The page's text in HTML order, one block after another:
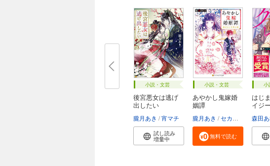
小説・文芸
後宮悪女は逃げ
出したい
朧月あき 宵マチ
試し読み
増量中
小説・文芸
あやかし鬼嫁婚
姻譚
朧月あき セカイメグル
無料で読む
小
はじ
イジ
森田